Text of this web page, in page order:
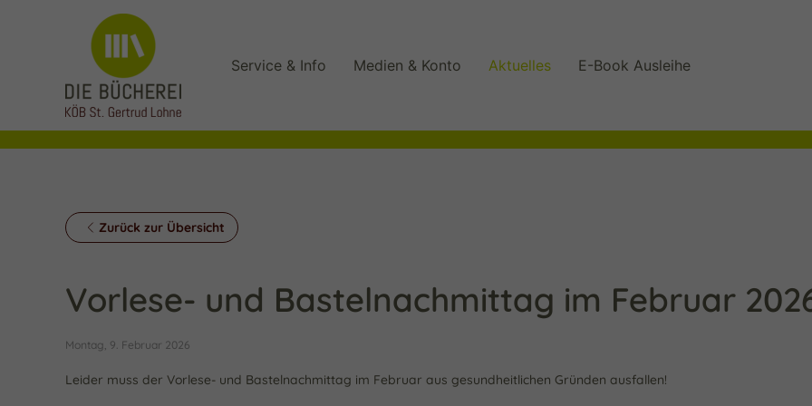
Service & Info Medien & Konto Aktuelles E-Book Ausleihe
Zurück zur Übersicht
Vorlese- und Bastelnachmittag im Februar
Montag, 9. Februar 2026
Leider muss der Vorlese- und Bastelnachmittag im Februar aus gesundheitlichen Gründen ausfallen!